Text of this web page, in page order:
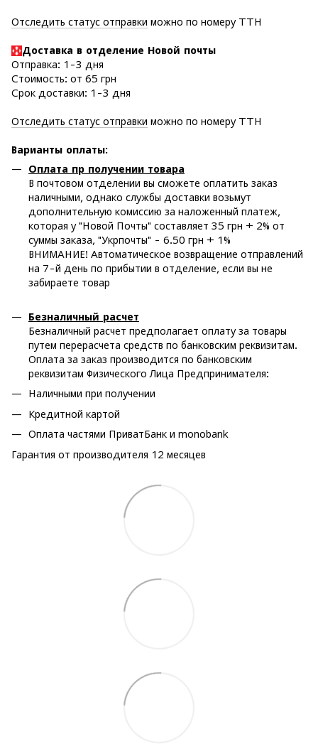
Отследить статус отправки можно по номеру ТТН
Доставка в отделение Новой почты
Отправка: 1-3 дня
Стоимость: от 65 грн
Срок доставки: 1-3 дня
Отследить статус отправки можно по номеру ТТН
Варианты оплаты:
Оплата пр получении товара
В почтовом отделении вы сможете оплатить заказ
наличными, однако службы доставки возьмут
дополнительную комиссию за наложенный платеж,
которая у "Новой Почты" составляет 35 грн + 2% от
суммы заказа, "Укрпочты" - 6.50 грн + 1%
ВНИМАНИЕ! Автоматическое возвращение отправлений
на 7-й день по прибытии в отделение, если вы не
забираете товар
Безналичный расчет
Безналичный расчет предполагает оплату за товары
путем перерасчета средств по банковским реквизитам.
Оплата за заказ производится по банковским
реквизитам Физического Лица Предпринимателя:
Наличными при получении
Кредитной картой
Оплата частями ПриватБанк и monobank
Гарантия от производителя 12 месяцев